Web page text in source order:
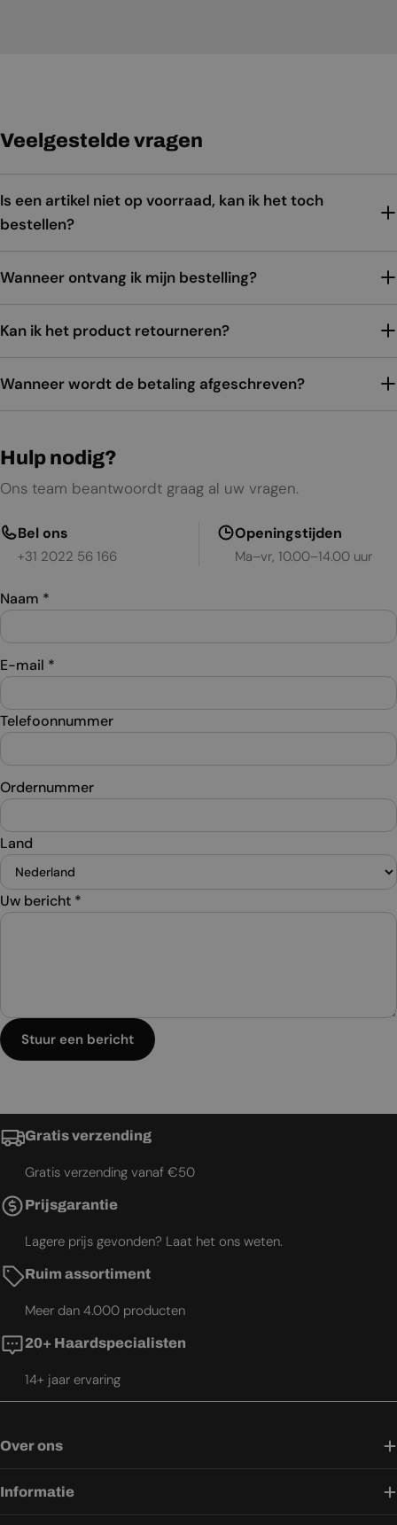
Veelgestelde vragen
Is een artikel niet op voorraad, kan ik het toch
bestellen?
Wanneer ontvang ik mijn bestelling?
Kan ik het product retourneren?
Wanneer wordt de betaling afgeschreven?
Hulp nodig?
Ons team beantwoordt graag al uw vragen.
Bel ons
+31 2022 56 166
Openingstijden
Ma–vr, 10.00–14.00 uur
Naam *
E-mail *
Telefoonnummer
Ordernummer
Land
Uw bericht *
Stuur een bericht
Gratis verzending
Gratis verzending vanaf €50
Prijsgarantie
Lagere prijs gevonden? Laat het ons weten.
Ruim assortiment
Meer dan 4.000 producten
20+ Haardspecialisten
14+ jaar ervaring
Over ons
Informatie